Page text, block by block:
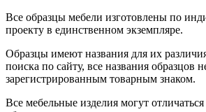
Все образцы мебели изготовлены по
проекту в единственном экземпляре.
Образцы имеют названия для их
поиска по сайту, все названия образцов
зарегистрированным товарным знаком.
Все мебельные изделия могут